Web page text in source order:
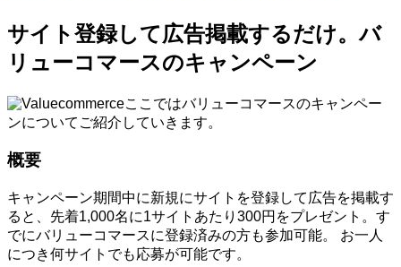
サイト登録して広告掲載するだけ。バ
リューコマースのキャンペーン
ここではバリューコマースのキャンペー
ンについてご紹介していきます。
概要
キャンペーン期間中に新規にサイトを登録して広告を掲載す
ると、先着1,000名に1サイトあたり300円をプレゼント。す
でにバリューコマースに登録済みの方も参加可能。 お一人
につき何サイトでも応募が可能です。